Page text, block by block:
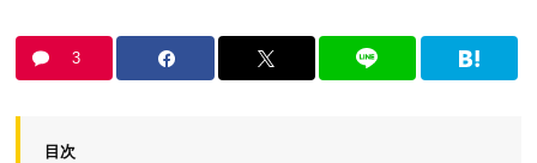
3
目次